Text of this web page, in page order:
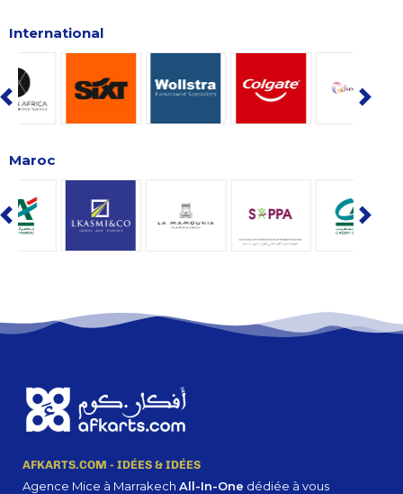
International
Maroc
AFKARTS.COM - IDÉES & IDÉES
Agence Mice à Marrakech All-In-One dédiée à vous